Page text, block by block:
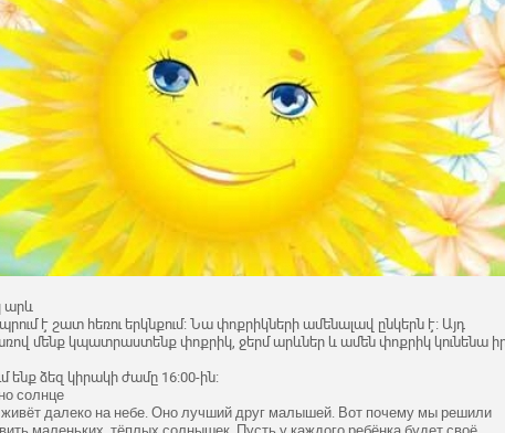
արև
է շատ հեռու երկնքում։ Նա փոքրիկների ամենալավ ընկերն է։ Այդ
մենք կպատրաստենք փոքրիկ, ջերմ արևներ և ամեն փոքրիկ կունենա
ենք ձեզ կիրակի ժամը 16։00-ին։
солнце
далеко на небе. Оно лучший друг малышей. Вот почему мы решили